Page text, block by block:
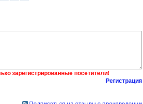
зарегистрированные посетители!
Регистрация